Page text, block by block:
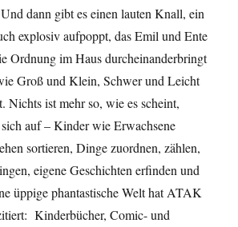
dann gibt es einen lauten Knall, ein
explosiv aufpoppt, das Emil und Ente
Ordnung im Haus durcheinanderbringt
Groß und Klein, Schwer und Leicht
Nichts ist mehr so, wie es scheint,
auf – Kinder wie Erwachsene
sortieren, Dinge zuordnen, zählen,
eigene Geschichten erfinden und
üppige phantastische Welt hat ATAK
Kinderbücher, Comic- und